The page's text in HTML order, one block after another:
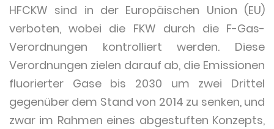
HFCKW sind in der Europäischen Union (EU)
verboten, wobei die FKW durch die F-Gas-
Verordnungen kontrolliert werden. Diese
Verordnungen zielen darauf ab, die Emissionen
fluorierter Gase bis 2030 um zwei Drittel
gegenüber dem Stand von 2014 zu senken, und
zwar im Rahmen eines abgestuften Konzepts,